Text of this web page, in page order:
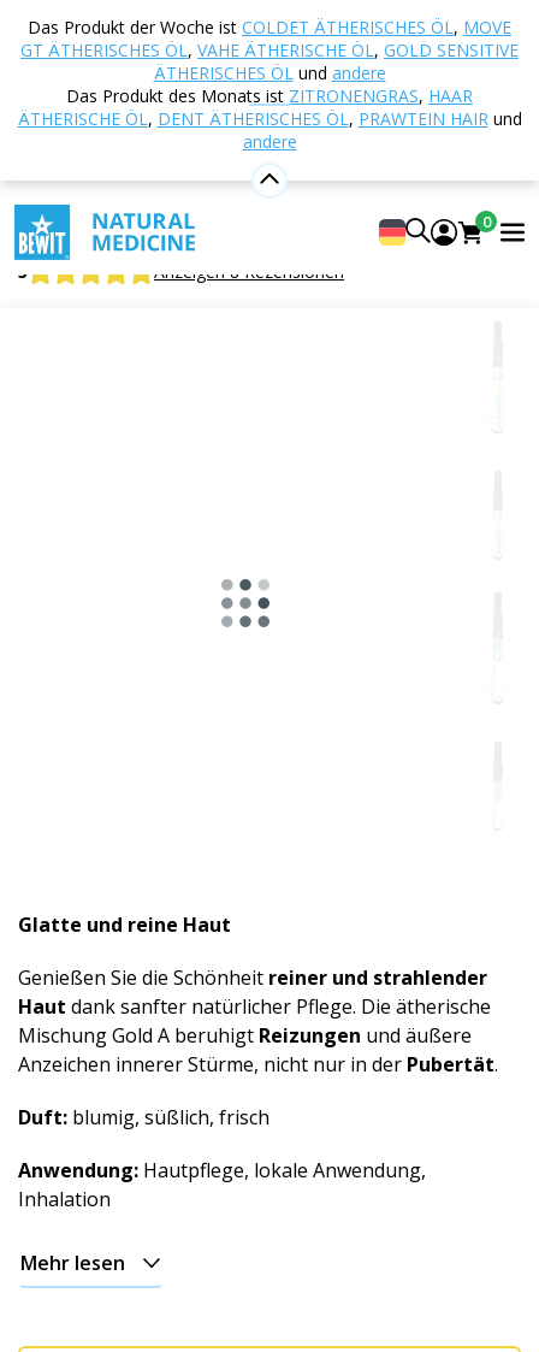
Das Produkt der Woche ist COLDET ÄTHERISCHES ÖL, MOVE
GT ÄTHERISCHES ÖL, VAHE ÄTHERISCHE ÖL, GOLD SENSITIVE
ÄTHERISCHES ÖLund andere
Das Produkt des Monats ist ZITRONENGRAS, HAAR
ÄTHERISCHE ÖL, DENT ÄTHERISCHES ÖL, PRAWTEIN HAIRund
andere
0
Startseite E-shop Aromatherapie
Ätherische
Öle
Mischungen ätherischer Öle
Gold A
Gold A ätherische Öl
100 % reine und natürliche Mischung aus ätherischen
CTEO® Ölen
5 Anzeigen 8 Rezensionen
Glatte und reine Haut
Genießen Sie die Schönheit reiner und strahlender
Haut dank sanfter natürlicher Pflege. Die ätherische
Mischung Gold A beruhigt Reizungen und äußere
Anzeichen innerer Stürme, nicht nur in der Pubertät.
Duft: blumig, süßlich, frisch
Anwendung: Hautpflege, lokale Anwendung,
Inhalation
Mehr lesen